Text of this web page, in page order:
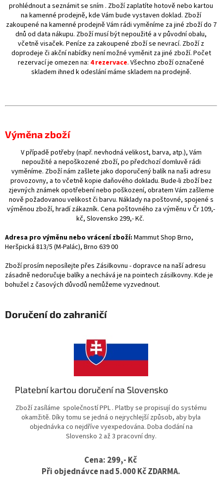
prohlédnout a seznámit se sním . Zboží zaplatíte hotově nebo kartou
na kamenné prodejně, kde Vám bude vystaven doklad. Zboží
zakoupené na kamenné prodejně Vám rádi vyměníme za jiné zboží do 7
dnů od data nákupu. Zboží musí být nepoužité a v původní obalu,
včetně visaček. Peníze za zakoupené zboží se nevrací. Zboží z
doprodeje či akční nabídky není možné vyměnit za jiné zboží. Počet
rezervací je omezen na: 4 rezervace. Všechno zboží označené
skladem ihned k odeslání máme skladem na prodejně.
Výměna zboží
V případě potřeby (např. nevhodná velikost, barva, atp.), Vám
nepoužité a nepoškozené zboží, po předchozí domluvě rádi
vyměníme. Zboží nám zašlete jako doporučený balík na naši adresu
provozovny, a to včetně kopie daňového dokladu. Bude-li zboží bez
zjevných známek opotřebení nebo poškození, obratem Vám zašleme
nově požadovanou velikost či barvu. Náklady na poštovné, spojené s
výměnou zboží, hradí zákazník. Cena poštovného za výměnu v Čr 109,-
kč, Slovensko 299,- Kč.
Adresa pro výměnu nebo vrácení zboží: Mammut Shop Brno,
Heršpická 813/5 (M-Palác), Brno 639 00
Zboží prosím neposílejte přes Zásilkovnu - dopravce na naší adresu
zásadně nedoručuje balíky a nechává je na pointech zásilkovny. Kde je
bohužel z časových důvodů nemůžeme vyzvednout.
Doručení do zahraničí
Platební kartou doručení na Slovensko
Zboží zasíláme společností PPL . Platby se propisují do systému
okamžitě. Díky tomu se jedná o nejrychlejší způsob, aby byla
objednávka co nejdříve vyexpedována. Doba dodání na
Slovensko 2 až 3 pracovní dny.
Cena: 299,- Kč
Při objednávce nad 5.000 KčZDARMA.